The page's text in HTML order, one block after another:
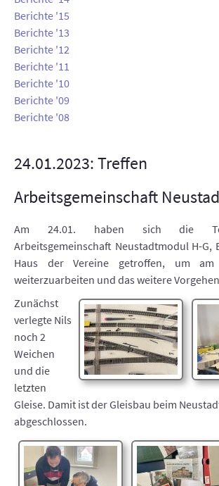
INTERN
Berichte '15
Berichte '13
Berichte '12
Berichte '11
Berichte '10
Berichte '09
Berichte '08
24.01.2023: Treffen
Arbeitsgemeinschaft
Am 24.01. haben sich die
Arbeitsgemeinschaft Neustadtmodul H-G,
Haus der Vereine getroffen, um am
weiterzuarbeiten und das weitere
Zunächst
verlegte Nils
noch 2
Weichen
und die
letzten
Gleise. Damit ist der Gleisbau beim
abgeschlossen.